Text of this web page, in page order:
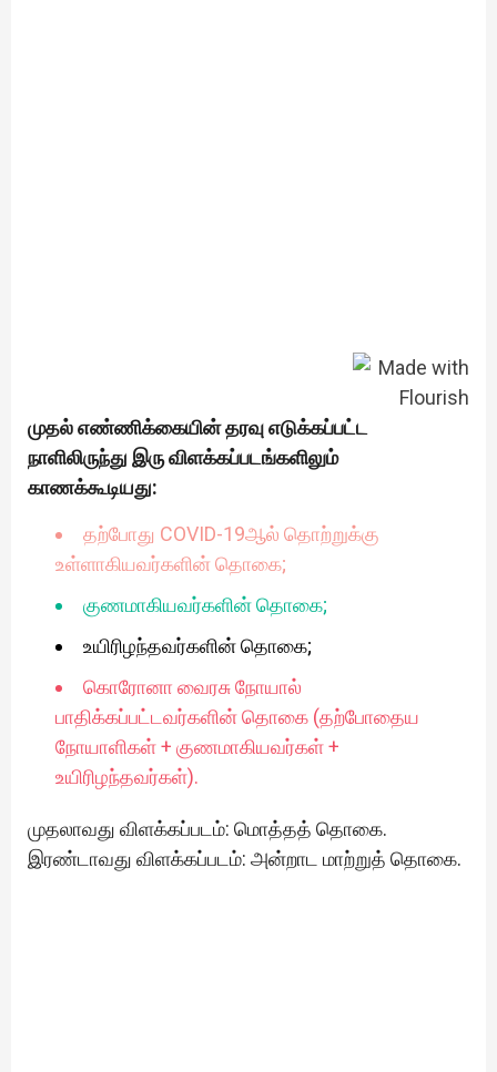
முதல் எண்ணிக்கையின் தரவு எடுக்கப்பட்ட
நாளிலிருந்து இரு விளக்கப்படங்களிலும்
காணக்கூடியது:
தற்போது COVID-19ஆல் தொற்றுக்கு
உள்ளாகியவர்களின் தொகை;
குணமாகியவர்களின் தொகை;
உயிரிழந்தவர்களின் தொகை;
கொரோனா வைரசு நோயால்
பாதிக்கப்பட்டவர்களின் தொகை (தற்போதைய
நோயாளிகள் + குணமாகியவர்கள் +
உயிரிழந்தவர்கள்).
முதலாவது விளக்கப்படம்: மொத்தத் தொகை.
இரண்டாவது விளக்கப்படம்: அன்றாட மாற்றுத் தொகை.